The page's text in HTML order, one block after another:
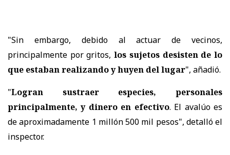
"Sin embargo, debido al actuar de vecinos,
principalmente por gritos,los sujetos desisten de lo
que estaban realizando y huyen del lugar", añadió.
"Logran sustraer especies, personales
principalmente, y dinero en efectivo. El avalúo es
de aproximadamente 1 millón 500 mil pesos", detalló el
inspector.